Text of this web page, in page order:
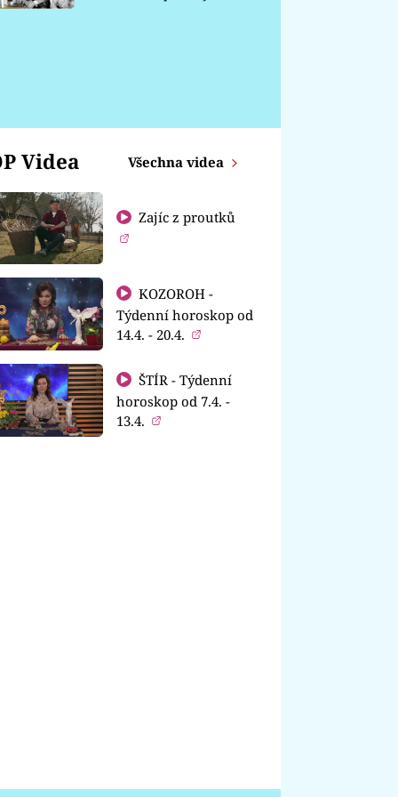
Videa Všechna videa
Zajíc z proutků
KOZOROH -
Týdenní horoskop od
14.4. - 20.4.
ŠTÍR - Týdenní
horoskop od 7.4. -
13.4.